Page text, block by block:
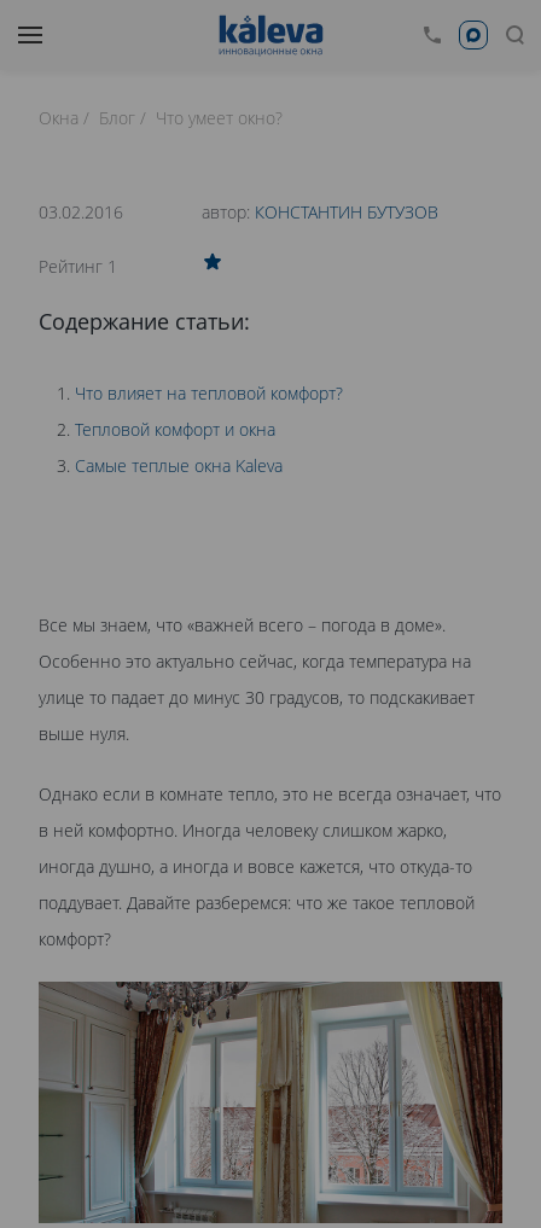
0
КОМФОРТ?
Окна Блог Что умеет окно?
Содержание статьи:
Что влияет на тепловой комфорт?
Тепловой комфорт и окна
Самые теплые окна Kaleva
03.02.2016 автор: КОНСТАНТИН БУТУЗОВ
Рейтинг 1
Все мы знаем, что «важней всего – погода в доме».
Особенно это актуально сейчас, когда температура на
улице то падает до минус 30 градусов, то подскакивает
выше нуля.
Однако если в комнате тепло, это не всегда означает, что
в ней комфортно. Иногда человеку слишком жарко,
иногда душно, а иногда и вовсе кажется, что откуда-то
поддувает. Давайте разберемся: что же такое тепловой
комфорт?